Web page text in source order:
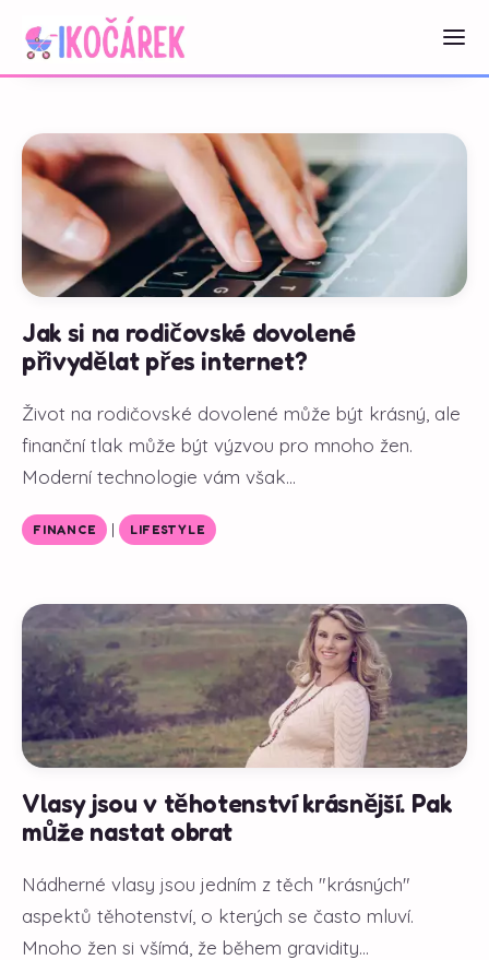
Jak si na rodičovské dovolené
přivydělat přes internet?
Život na rodičovské dovolené může být krásný, ale
finanční tlak může být výzvou pro mnoho žen.
Moderní technologie vám však...
FINANCE | LIFESTYLE
Vlasy jsou v těhotenství krásnější. Pak
může nastat obrat
Nádherné vlasy jsou jedním z těch "krásných"
aspektů těhotenství, o kterých se často mluví.
Mnoho žen si všímá, že během gravidity...